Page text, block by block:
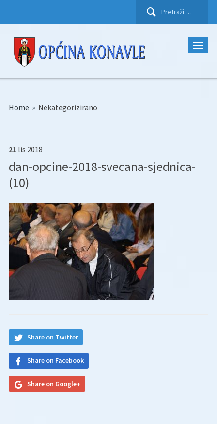
Pretraži:
Home » Nekategorizirano
21 lis 2018
dan-opcine-2018-svecana-sjednica-
(10)
Share on Twitter
Share on Facebook
Share on Google+